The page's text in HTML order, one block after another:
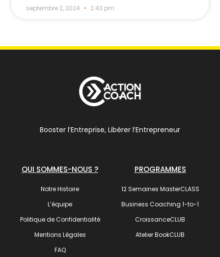
septembre 2, 2024 2:43 pm
Booster l’Entreprise, Libérer l’Entrepreneur
QUI SOMMES-NOUS ?
Notre Histoire
L’équipe
Politique de Confidentialité
Mentions Légales
FAQ
PROGRAMMES
12 Semaines MasterCLASS
Business Coaching 1-to-1
CroissanceCLUB
Atelier BookCLUB